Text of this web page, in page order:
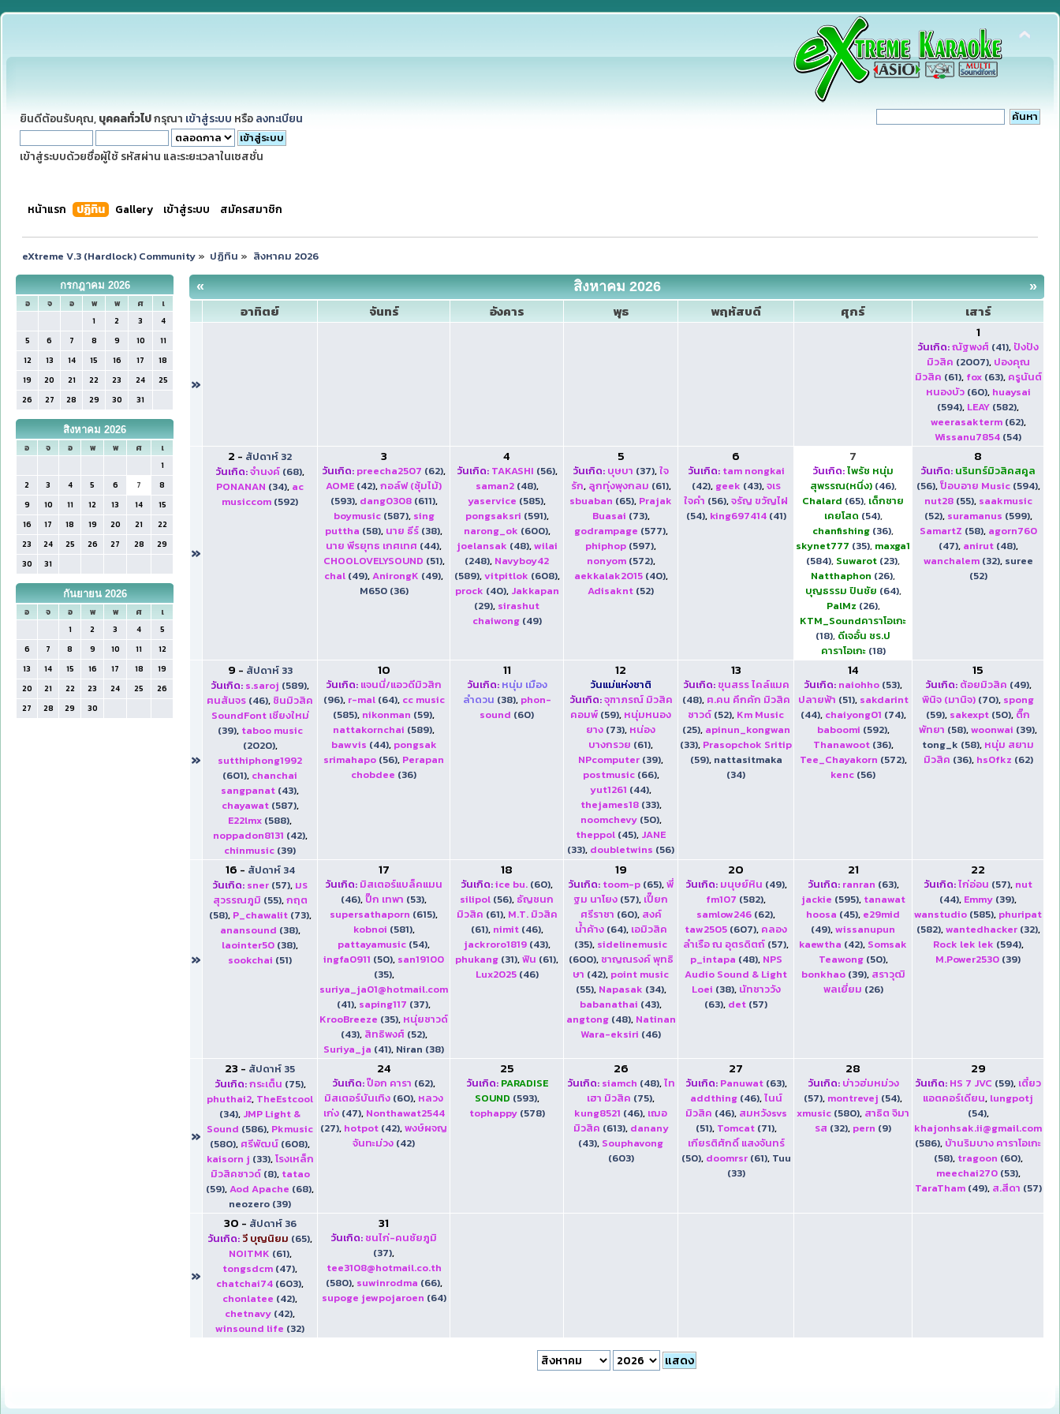
ยินดีต้อนรับคุณ, บุคคลทั่วไปกรุณา เข้าสู่ระบบ หรือ ลงทะเบียน
เข้าสู่ระบบด้วยชื่อผู้ใช้ รหัสผ่าน และระยะเวลาในเซสชั่น
หน้าแรก ปฏิทิน Gallery เข้าสู่ระบบ สมัครสมาชิก
eXtreme V.3 (Hardlock) Community» ปฏิทิน » สิงหาคม 2026
กรกฎาคม 2026
อ
จ อ พ พ ศ
เ
1
2 3
4
5
6 7 8 9 10
11
12
13 14 15 16 17
18
19
20 21 22 23 24
25
26
27 28 29 30 31
สิงหาคม 2026
อ
จ อ พ พ ศ
เ
1
2
3 4 5 6 7
8
9
10 11 12 13 14
15
16
17 18 19 20 21
22
23
24 25 26 27 28
29
30
31
กันยายน 2026
อ
จ อ พ พ ศ
เ
1
2 3 4
5
6
7 8 9 10 11
12
13
14 15 16 17 18
19
20
21 22 23 24 25
26
27
28 29 30
« »
สิงหาคม 2026
อาทิตย์ จันทร์ อังคาร พุธ พฤหัสบดี ศุกร์ เสาร์
»
1
วันเกิด:ณัฐพงศ์ (41), ปังปัง
มิวสิค (2007), ปองคุณ
มิวสิค (61), fox(63), ครูนันต์
หนองบัว(60), huaysai
(594), LEAY (582),
weerasakterm(62),
Wissanu7854 (54)
»
2 - สัปดาห์ 32
วันเกิด:จำนงค์ (68),
PONANAN (34), ac
musiccom (592)
3
วันเกิด: preecha2507 (62),
AOME (42),กอล์ฟ (ซุ้มไม้)
(593), dang0308(611),
boymusic(587), sing
puttha (58), นาย ธีร์ (38),
นาย พีรยุทธ เกศเทศ (44),
CHOOLOVELYSOUND (51),
chal (49),AnirongK (49),
M650 (36)
4
วันเกิด: TAKASHI (56),
saman2(48),
yaservice (585),
pongsaksri (591),
narong_ok (600),
joelansak (48),wilai
(248), Navyboy42
(589),vitpitlok (608),
prock (40), Jakkapan
(29), sirashut
chaiwong(49)
5
วันเกิด: บุษบา (37),ใจ
รัก, ลูกทุ่งพุงกลม (61),
sbuaban (65), Prajak
Buasai (73),
godrampage (577),
phiphop (597),
nonyom(572),
aekkalak2015(40),
Adisaknt (52)
6
วันเกิด: tam nongkai
(42), geek (43),จเร
ใจคำ (56),จรัญ ขวัญไฝ
(54), king697414(41)
7
วันเกิด:ไพรัช หนุ่ม
สุพรรณ(หนึ่ง)(46),
Chalard (65), เด็กชาย
เคยโสด (54),
chanfishing (36),
skynet777 (35), maxga1
(584), Suwarot (23),
Natthaphon (26),
บุญธรรม ปินชัย (64),
PalMz (26),
KTM_Soundคาราโอเกะ
(18), ดีเจอั๋น ชร.ป
คาราโอเกะ(18)
8
วันเกิด: นรินทร์มิวสิคสคูล
(56),ป็อบอาย Music(594),
nut28(55), saakmusic
(52), suramanus (599),
SamartZ (58), agorn760
(47), anirut(48),
wanchalem(32), suree
(52)
»
9 - สัปดาห์ 33
วันเกิด: s.saroj (589),
ฅนสันจร (46), ชินมิวสิค
SoundFont เชียงใหม่
(39), taboo music
(2020),
sutthiphong1992
(601), chanchai
sangpanat (43),
chayawat(587),
E22lmx (588),
noppadon8131 (42),
chinmusic (39)
10
วันเกิด: แจนนี่/แอวดีมิวสิก
(96), r-mal(64), cc music
(585), nikonman (59),
nattakornchai (589),
bawvis (44), pongsak
srimahapo (56), Perapan
chobdee (36)
11
วันเกิด: หนุ่ม เมือง
ลำดวน (38), phon-
sound (60)
12
วันแม่แห่งชาติ
วันเกิด:จุฑาภรณ์ มิวสิค
คอมพ์ (59), หนุ่มหนอง
ยาง (73), หน่อง
บางกรวย (61),
NPcomputer (39),
postmusic(66),
yut1261 (44),
thejames18(33),
noomchevy(50),
theppol (45), JANE
(33), doubletwins (56)
13
วันเกิด: ขุนสรร ไคล์แมค
(48), ฅ.คน คึกคัก มิวสิค
ซาวด์ (52), Km Music
(25), apinun_kongwan
(33), Prasopchok Sritip
(59), nattasitmaka
(34)
14
วันเกิด: naiohho (53),
ปลายฟ้า (51), sakdarint
(44), chaiyong01 (74),
baboomi (592),
Thanawoot(36),
Tee_Chayakorn (572),
kenc (56)
15
วันเกิด: ต้อยมิวสิค (49),
พินิจ (มานิจ) (70), spong
(59), sakexpt (50), ติ๊ก
พัทยา (58),woonwai (39),
tong_k (58), หนุ่ม สยาม
มิวสิค (36), hs0fkz (62)
»
16 - สัปดาห์ 34
วันเกิด: sner (57), มร
สุวรรณภูมิ (55),กฤต
(58), P_chawalit(73),
anansound (38),
laointer50 (38),
sookchai (51)
17
วันเกิด: มิสเตอร์แบล็คแมน
(46),ปิ๊ก เทพา (53),
supersathaporn (615),
kobnoi (581),
pattayamusic (54),
ingfa0911 (50), san19100
(35),
suriya_ja01@hotmail.com
(41), saping117 (37),
KrooBreeze (35), หนุ่ยซาวด์
(43), สิทธิพงศ์ (52),
Suriya_ja (41), Niran (38)
18
วันเกิด:ice bu. (60),
silipol (56), ธัญชนก
มิวสิค (61), M.T. มิวสิค
(61), nimit(46),
jackroro1819(43),
phukang (31),ฟิน (61),
Lux2025(46)
19
วันเกิด: toom-p (65),พี่
ฐม นาโยง (57), เปี๊ยก
ศรีราชา (60), สงค์
น้ำค้าง(64), เอมิวสิค
(35), sidelinemusic
(600), ชาญณรงค์ พุทธิ
ษา (42), point music
(55), Napasak (34),
babanathai (43),
angtong(48), Natinan
Wara-eksiri (46)
20
วันเกิด: มนุษย์หิน (49),
fm107 (582),
samlow246 (62),
taw2505 (607), คลอง
ลำเรือ ณ อุตรดิตถ์ (57),
p_intapa (48), NPS
Audio Sound & Light
Loei (38), นัทชาววัง
(63), det (57)
21
วันเกิด: ranran (63),
jackie (595), tanawat
hoosa (45), e29mid
(49),wissanupun
kaewtha (42), Somsak
Teawong(50),
bonkhao(39), สราวุฒิ
พลเยี่ยม (26)
22
วันเกิด:ไก่อ่อน (57), nut
(44), Emmy (39),
wanstudio (585), phuripat
(582),wantedhacker(32),
Rock lek lek (594),
M.Power2530 (39)
»
23 - สัปดาห์ 35
วันเกิด:กระเต็น (75),
phuthai2, TheEstcool
(34), JMP Light &
Sound (586), Pkmusic
(580), ศรีพัฒน์ (608),
kaisorn j (33),โรงเหล็ก
มิวสิคซาวด์(8), tatao
(59),Aod Apache (68),
neozero (39)
24
วันเกิด:ป๊อก คารา (62),
มิสเตอร์บันเทิง (60), หลวง
เก่ง(47), Nonthawat2544
(27), hotpot (42),พงษ์ผจญ
จันทะม่วง (42)
25
วันเกิด: PARADISE
SOUND (593),
tophappy(578)
26
วันเกิด: siamch (48),ไท
เฮา มิวสิค (75),
kung8521 (46), เฌอ
มิวสิค (613), danany
(43), Souphavong
(603)
27
วันเกิด: Panuwat(63),
addthing(46),ไนน์
มิวสิค (46), สมหวังsvs
(51), Tomcat(71),
เกียรติศักดิ์ แสงจันทร์
(50), doomrsr(61), Tuu
(33)
28
วันเกิด: บ่าวฮ่มหม่วง
(57), montrevej (54),
xmusic (580), สาธิต จิมา
รส (32), pern (9)
29
วันเกิด: HS 7 JVC (59), เตี๋ยว
แอตคอร์เดียน, lungpotj
(54),
khajonhsak.ii@gmail.com
(586), บ้านริมบาง คาราโอเกะ
(58), tragoon (60),
meechai270(53),
TaraTham(49), ส.สีดา (57)
»
30 - สัปดาห์ 36
วันเกิด:วี บุญนิยม (65),
NOITMK (61),
tongsdcm (47),
chatchai74 (603),
chonlatee (42),
chetnavy (42),
winsound life (32)
31
วันเกิด: ชนไก่-คนชัยภูมิ
(37),
tee3108@hotmail.co.th
(580), suwinrodma (66),
supoge jewpojaroen (64)